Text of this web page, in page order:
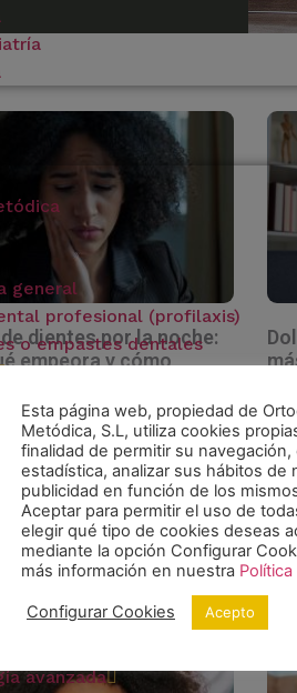
general
profesional (profilaxis)
o empastes dentales
Metálica Tradicional
Invisible
Infantil
Dentales
dental
Estética Dental
de sonrisa
dentales
y Contorneado de Encías
avanzada
dientes por la noche:
empeora y cómo
No hay comentarios
dientes por la noche es una
dentales más intensas y
sobrellevar, ya que no solo
cuando el cuerpo está en
>>
24
El
que
Leer
Esta página web, propiedad de
Metódica, S.L, utiliza cookies
finalidad de permitir su
estadística, analizar sus hábitos de
publicidad en función de los
Aceptar para permitir el uso de
elegir qué tipo de cookies deseas
mediante la opción Configurar
más información en nuestra
Configurar Cookies Acepto